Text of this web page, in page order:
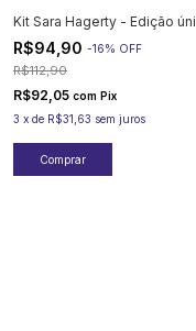
Kit Sara Hagerty - Edição
R$94,90 -16% OFF
R$112,90
R$92,05 com Pix
3 x de R$31,63 sem juros